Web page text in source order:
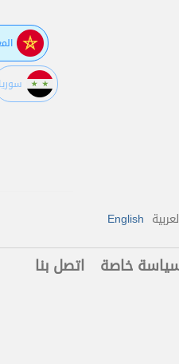
سوريا
English
خاصة اتصل بنا